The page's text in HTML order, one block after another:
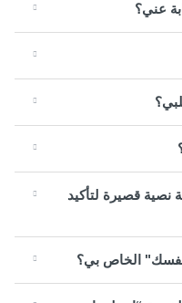
عني؟
نصية قصيرة لتأكيد
الخاص بي؟